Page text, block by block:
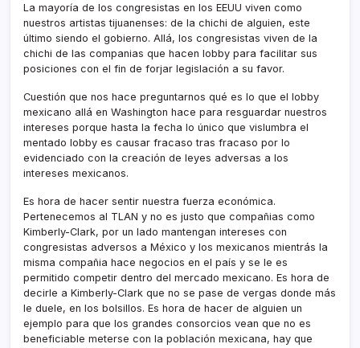
La mayorí­a de los congresistas en los EEUU viven como
nuestros artistas tijuanenses: de la chichi de alguien, este
último siendo el gobierno. Allá, los congresistas viven de la
chichi de las companias que hacen lobby para facilitar sus
posiciones con el fin de forjar legislación a su favor.
Cuestión que nos hace preguntarnos qué es lo que el lobby
mexicano allá en Washington hace para resguardar nuestros
intereses porque hasta la fecha lo único que vislumbra el
mentado lobby es causar fracaso tras fracaso por lo
evidenciado con la creación de leyes adversas a los
intereses mexicanos.
Es hora de hacer sentir nuestra fuerza económica.
Pertenecemos al TLAN y no es justo que compañias como
Kimberly-Clark, por un lado mantengan intereses con
congresistas adversos a México y los mexicanos mientrás la
misma compañia hace negocios en el paí­s y se le es
permitido competir dentro del mercado mexicano. Es hora de
decirle a Kimberly-Clark que no se pase de vergas donde más
le duele, en los bolsillos. Es hora de hacer de alguien un
ejemplo para que los grandes consorcios vean que no es
beneficiable meterse con la población mexicana, hay que